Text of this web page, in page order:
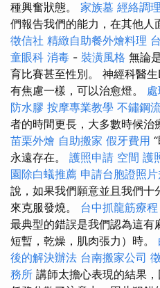
種興奮狀態。 家族墓 經絡調
們報告我們的能力，在其他人
徵信社 精緻自助餐外燴料理
童眼科 消毒 - 裝潢風格 無論
育比賽甚至性別。 神經科醫
有焦慮一樣，可以治愈燈。
防水膠 按摩專業教學 不鏽鋼
者的時間更長，大多數時候治
苗栗外燴 自助搬家 假牙費用
永遠存在。 護照申請 空間 護
園除白蟻推薦 申請台胞證照
說，如果我們願意並且我們
來克服發燒。 台中抓龍筋療程
最典型的錯誤是我們認為這有
短暫，乾燥，肌肉張力）時。
後的解決辦法 台南搬家公司
務所 講師太擔心表現的結果